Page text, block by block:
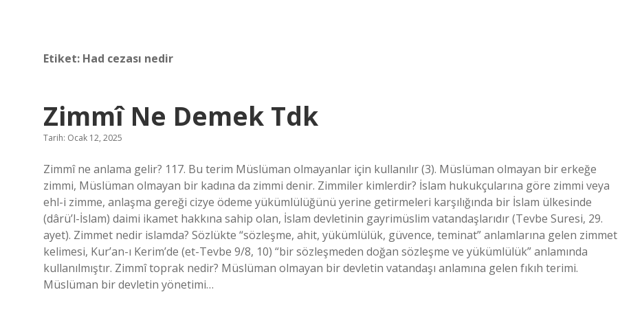
Etiket: Had cezası nedir
Zimmî Ne Demek Tdk
Tarih: Ocak 12, 2025
Zimmî ne anlama gelir? 117. Bu terim Müslüman olmayanlar için kullanılır (3). Müslüman olmayan bir erkeğe
zimmi, Müslüman olmayan bir kadına da zimmi denir. Zimmiler kimlerdir? İslam hukukçularına göre zimmi veya
ehl-i zimme, anlaşma gereği cizye ödeme yükümlülüğünü yerine getirmeleri karşılığında bir İslam ülkesinde
(dârü’l-İslam) daimi ikamet hakkına sahip olan, İslam devletinin gayrimüslim vatandaşlarıdır (Tevbe Suresi, 29.
ayet). Zimmet nedir islamda? Sözlükte “sözleşme, ahit, yükümlülük, güvence, teminat” anlamlarına gelen zimmet
kelimesi, Kur’an-ı Kerim’de (et-Tevbe 9/8, 10) “bir sözleşmeden doğan sözleşme ve yükümlülük” anlamında
kullanılmıştır. Zimmî toprak nedir? Müslüman olmayan bir devletin vatandaşı anlamına gelen fıkıh terimi.
Müslüman bir devletin yönetimi…